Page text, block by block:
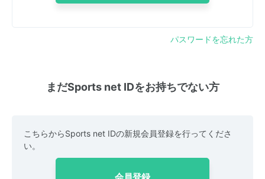
パスワードを忘れた方
まだSports net IDをお持ちでない方
こちらからSports net IDの新規会員登録を行ってくださ
い。